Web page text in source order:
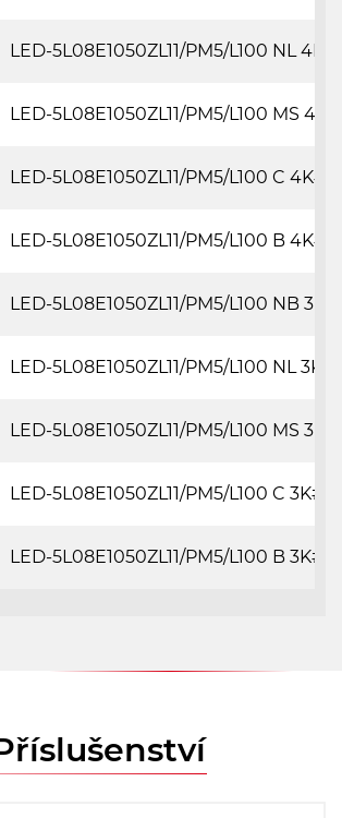
LED-5L08E1050ZL11/PM5/L100 NL
LED-5L08E1050ZL11/PM5/L100 MS
LED-5L08E1050ZL11/PM5/L100 C 4K##
LED-5L08E1050ZL11/PM5/L100 B 4K##
LED-5L08E1050ZL11/PM5/L100 NB
LED-5L08E1050ZL11/PM5/L100 NL
LED-5L08E1050ZL11/PM5/L100 MS
LED-5L08E1050ZL11/PM5/L100 C 3K##
LED-5L08E1050ZL11/PM5/L100 B 3K##